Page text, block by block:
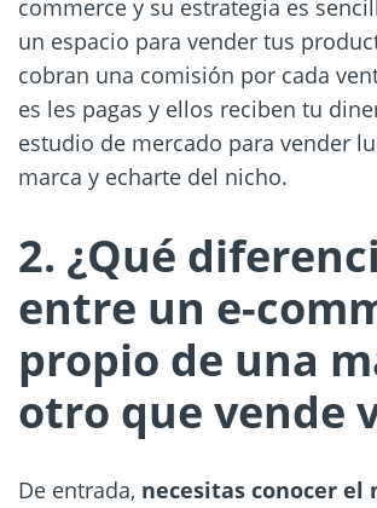
commerce y su estrategia es
un espacio para vender tus
cobran una comisión por cada
es les pagas y ellos reciben tu
estudio de mercado para vender
marca y echarte del nicho.
2. ¿Qué
entre un e-
propio de una
otro que vende
De entrada, necesitas conocer el